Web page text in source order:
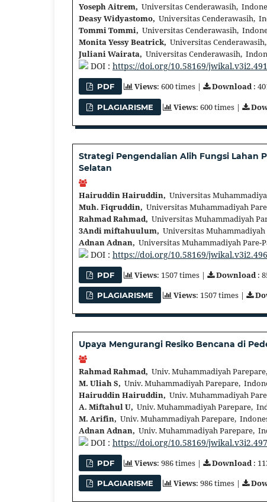
Yoseph Aitrem, Universitas Cenderawasih,
Deasy Widyastomo, Universitas Cenderawasih,
Tommi Tommi, Universitas Cenderawasih,
Monita Yessy Beatrick, Universitas
Juliani Wairata, Universitas Cenderawasih,
DOI : https://doi.org/10.58169/jwikal.v3i2.491
PDF Views: 600 times | Download:
PLAGIARISME Views: 600 times |
Strategi Pengendalian Alih Fungsi Lahan
Selatan
Hairuddin Hairuddin, Universitas
Muh. Fiqruddin, Universitas Muhammadiyah
Rahmad Rahmad, Universitas Muhammadiyah
3Andi miftahuulum, Universitas
Adnan Adnan, Universitas Muhammadiyah Pare-
DOI : https://doi.org/10.58169/jwikal.v3i2.496
PDF Views: 1507 times | Download :
PLAGIARISME Views: 1507 times |
Upaya Mengurangi Resiko Bencana di
Rahmad Rahmad, Univ. Muhammadiyah
M. Uliah S, Univ. Muhammadiyah Parepare,
Hairuddin Hairuddin, Univ. Muhammadiyah
A. Miftahul U, Univ. Muhammadiyah Parepare,
M. Arifin, Univ. Muhammadiyah Parepare,
Adnan Adnan, Univ. Muhammadiyah Parepare,
DOI : https://doi.org/10.58169/jwikal.v3i2.497
PDF Views: 986 times | Download:
PLAGIARISME Views: 986 times |